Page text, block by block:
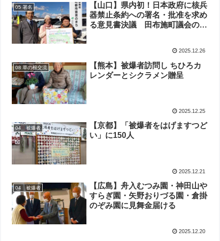
05 署名
【山口】県内初！日本政府に核兵
器禁止条約への署名・批准を求め
る意見書決議 田布施町議会の請
2025.12.26
08 草の根交流
【熊本】被爆者訪問し ちひろカ
レンダーとシクラメン贈呈
2025.12.25
04 被爆者
【京都】「被爆者をはげますつど
い」に150人
2025.12.21
04 被爆者
【広島】舟入むつみ園・神田山や
すらぎ園・矢野おりづる園・倉掛
のぞみ園に見舞金届ける
2025.12.20